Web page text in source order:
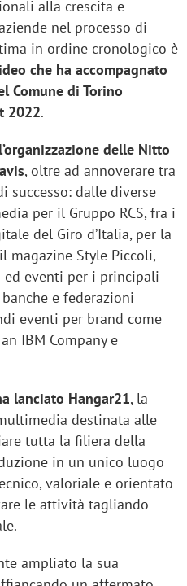
alla crescita e
nel processo di
in ordine cronologico è
che ha accompagnato
Comune di Torino
2022.
delle Nitto
, oltre ad annoverare tra
dalle diverse
per il Gruppo RCS, fra i
del Giro d’Italia, per la
magazine Style Piccoli,
eventi per i principali
e federazioni
eventi per brand come
IBM Company e
lanciato Hangar21, la
destinata alle
tutta la filiera della
in un unico luogo
valoriale e orientato
le attività tagliando
ampliato la sua